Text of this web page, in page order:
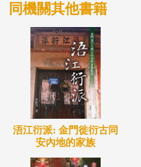
同機關其他書籍
浯江衍派: 金門徙衍古同
安內地的家族